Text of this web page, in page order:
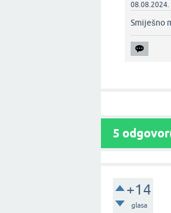
08.08.2024.
Smiješno
5
+14
glasa